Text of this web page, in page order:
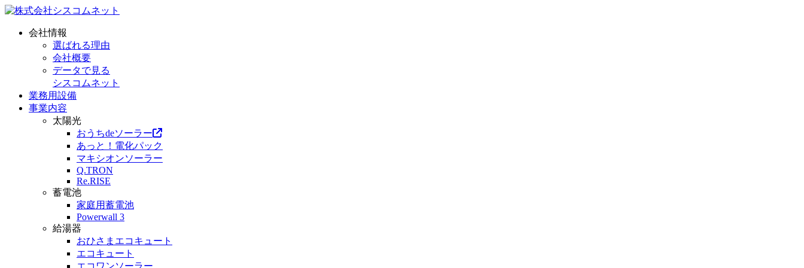
会社情報
選ばれる理由
会社概要
データで見る
シスコムネット
業務用設備
事業内容
太陽光
おうちdeソーラー
あっと！電化パック
マキシオンソーラー
Q.TRON
Re.RISE
蓄電池
家庭用蓄電池
Powerwall 3
給湯器
おひさまエコキュート
エコキュート
エコワンソーラー